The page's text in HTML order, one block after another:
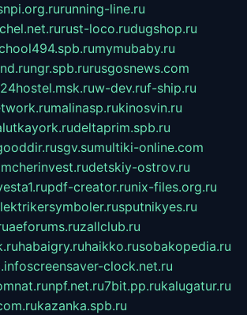
running-line.ru
chel.net.rurust-loco.rudugshop.ru
mymubaby.ru
ngr.spb.rurusgosnews.com
24hostel.msk.ruw-dev.ruf-ship.ru
malinasp.rukinosvin.ru
deltaprim.spb.ru
sgv.sumultiki-online.com
cherinvest.rudetskiy-ostrov.ru
pdf-creator.runix-files.org.ru
sputnikyes.ru
aeforums.ruzallclub.ru
habaigry.ruhaikko.rusobakopedia.ru
screensaver-clock.net.ru
npf.net.ru7bit.pp.rukalugatur.ru
kazanka.spb.ru